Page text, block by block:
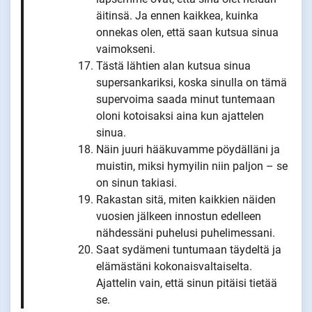
äitinsä. Ja ennen kaikkea, kuinka
onnekas olen, että saan kutsua sinua
vaimokseni.
Tästä lähtien alan kutsua sinua
supersankariksi, koska sinulla on tämä
supervoima saada minut tuntemaan
oloni kotoisaksi aina kun ajattelen
sinua.
Näin juuri hääkuvamme pöydälläni ja
muistin, miksi hymyilin niin paljon – se
on sinun takiasi.
Rakastan sitä, miten kaikkien näiden
vuosien jälkeen innostun edelleen
nähdessäni puhelusi puhelimessani.
Saat sydämeni tuntumaan täydeltä ja
elämästäni kokonaisvaltaiselta.
Ajattelin vain, että sinun pitäisi tietää
se.